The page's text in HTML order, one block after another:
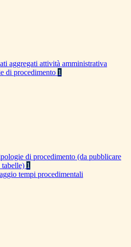
aggregati attività amministrativa
di procedimento 1
di procedimento (da pubblicare
tabelle) 1
tempi procedimentali